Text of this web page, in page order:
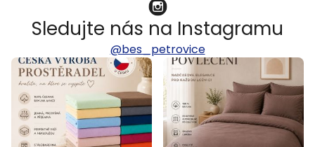
Sledujte nás na Instagramu
@bes_petrovice